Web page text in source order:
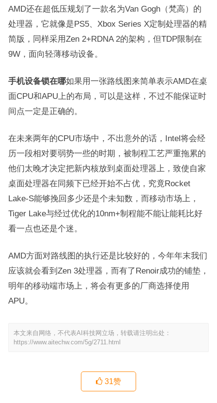
AMD还在超低压规划了一款名为Van Gogh（梵高）的
处理器，它就像是PS5、Xbox Series X定制处理器的精
简版，同样采用Zen 2+RDNA 2的架构，但TDP限制在
9W，面向轻薄移动设备。
手机设备锁在哪如果用一张路线图来简单表示AMD在桌
面CPU和APU上的布局，可以是这样，不过不能保证时
间点一定是正确的。
在未来两年的CPU市场中，不出意外的话，Intel将会经
历一段相对要弱势一些的时期，被制程工艺严重拖累的
他们太晚才决定把新内核放到桌面处理器上，致使自家
桌面处理器在同频下已经开始不占优，究竟Rocket
Lake-S能够挽回多少还是个未知数，而移动市场上，
Tiger Lake与经过优化的10nm+制程能不能让能耗比好
看一点也还是个迷。
AMD方面对路线图的执行还是比较好的，今年年末我们
应该就会看到Zen 3处理器，而有了Renoir成功的铺垫，
明年的移动端市场上，将会有更多的厂商选择使用
APU。
本文来自网络，不代表AI科技网立场，转载请注明出处：
https://www.aitechw.com/5g/2711.html
31赞